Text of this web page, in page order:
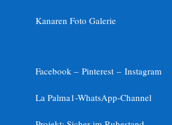
Kanaren Foto Galerie
Facebook – Pinterest – Instagram
La Palma1-WhatsApp-Channel